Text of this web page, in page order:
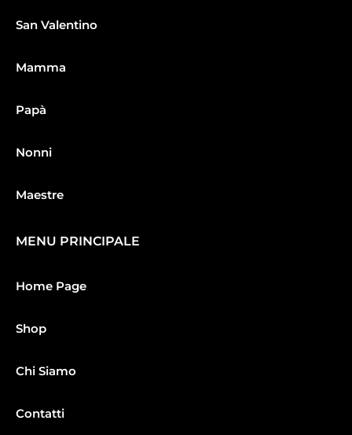
San Valentino
Mamma
Papà
Nonni
Maestre
MENU PRINCIPALE
Home Page
Shop
Chi Siamo
Contatti